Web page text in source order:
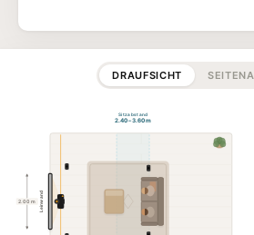
DRAUFSICHT
Sitzabstand
2.40 – 3.60 m
Leinwand
2.00 m